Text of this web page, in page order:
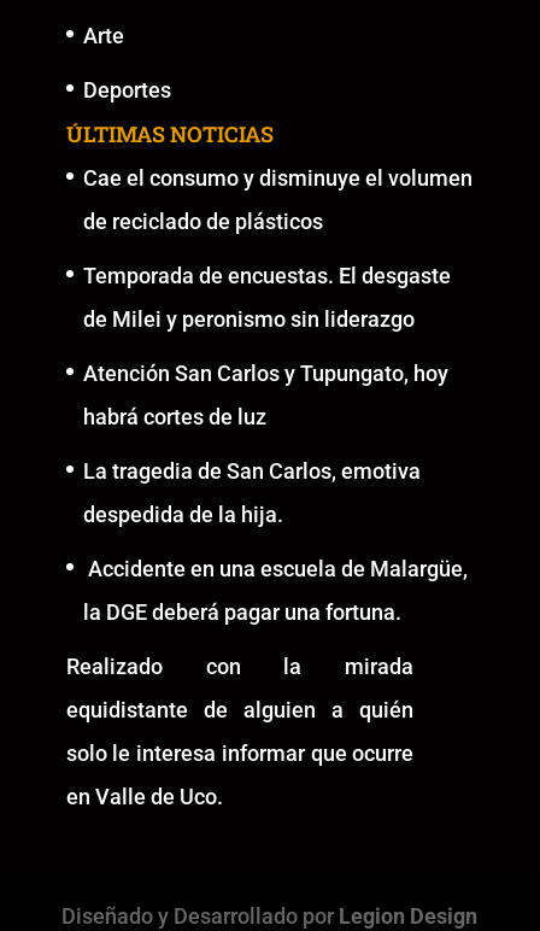
Arte
Deportes
ÚLTIMAS NOTICIAS
Cae el consumo y disminuye el volumen
de reciclado de plásticos
Temporada de encuestas. El desgaste
de Milei y peronismo sin liderazgo
Atención San Carlos y Tupungato, hoy
habrá cortes de luz
La tragedia de San Carlos, emotiva
despedida de la hija.
Accidente en una escuela de Malargüe,
la DGE deberá pagar una fortuna.
Realizado con la mirada
equidistante de alguien a quién
solo le interesa informar que ocurre
en Valle de Uco.
Diseñado y Desarrollado por Legion Design